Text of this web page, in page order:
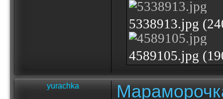
5338913.jpg
4589105.jpg
yurachka